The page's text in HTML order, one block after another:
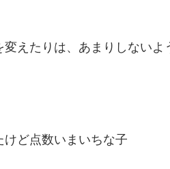
変えたりは、あまりしないよ
けど点数いまいちな子